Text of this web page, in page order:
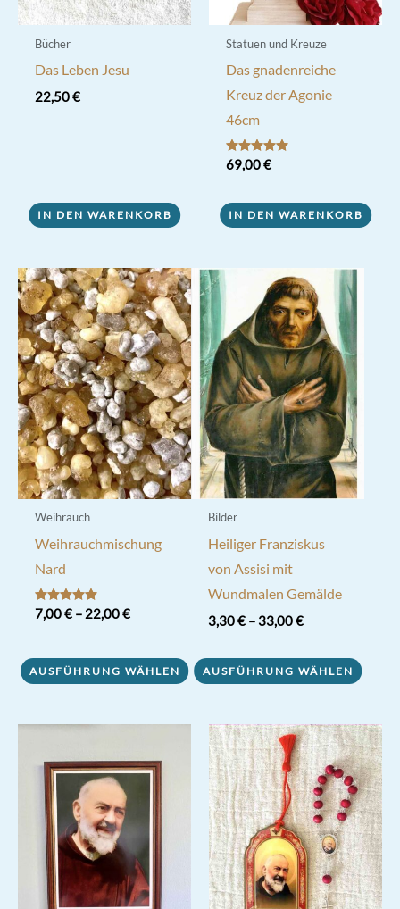
Bücher
Das Leben Jesu
22,50€
IN DEN WARENKORB
Statuen und Kreuze
Das gnadenreiche
Kreuz der Agonie
46cm
Bewertet mit
5.00
69,00€
IN DEN WARENKORB
Weihrauch
Weihrauchmischung
Nard
Bewertet mit
5.00
7,00€– 22,00€
AUSFÜHRUNG WÄHLEN
Produkt
auf.
Die
Optionen
können
auf
der
Bilder
Heiliger Franziskus
von Assisi mit
Wundmalen Gemälde
3,30€– 33,00€
AUSFÜHRUNG WÄHLEN
Produkt
mehrere
Varianten
auf.
Die
Optionen
können
auf
der